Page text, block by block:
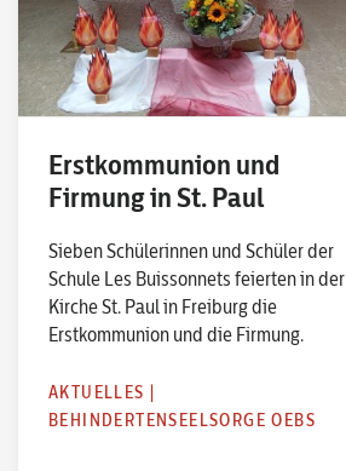
Erstkommunion und
Firmung in St. Paul
Sieben Schülerinnen und Schüler der
Schule Les Buissonnets feierten in der
Kirche St. Paul in Freiburg die
Erstkommunion und die Firmung.
AKTUELLES |
BEHINDERTENSEELSORGE OEBS